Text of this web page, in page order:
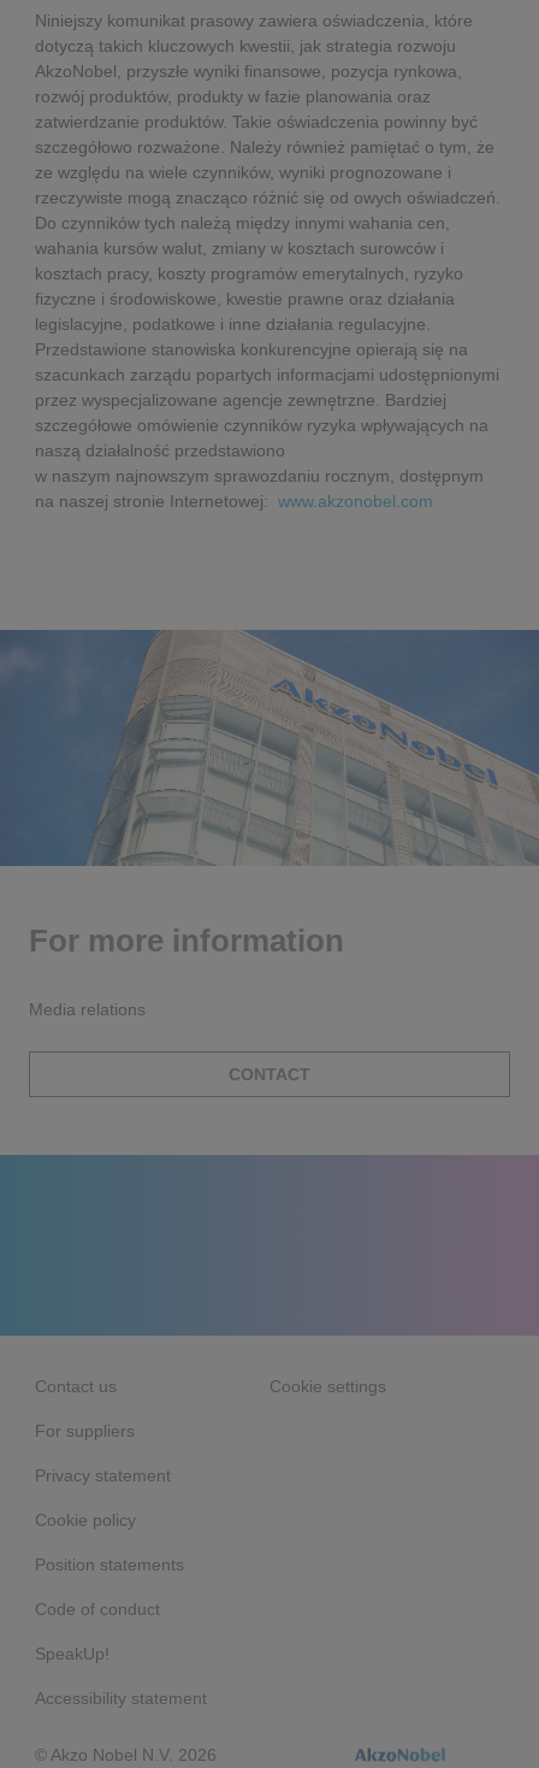
Niniejszy komunikat prasowy zawiera oświadczenia, które
dotyczą takich kluczowych kwestii, jak strategia rozwoju
AkzoNobel, przyszłe wyniki finansowe, pozycja rynkowa,
rozwój produktów, produkty w fazie planowania oraz
zatwierdzanie produktów. Takie oświadczenia powinny być
szczegółowo rozważone. Należy również pamiętać o tym, że
ze względu na wiele czynników, wyniki prognozowane i
rzeczywiste mogą znacząco różnić się od owych oświadczeń.
Do czynników tych należą między innymi wahania cen,
wahania kursów walut, zmiany w kosztach surowców i
kosztach pracy, koszty programów emerytalnych, ryzyko
fizyczne i środowiskowe, kwestie prawne oraz działania
legislacyjne, podatkowe i inne działania regulacyjne.
Przedstawione stanowiska konkurencyjne opierają się na
szacunkach zarządu popartych informacjami udostępnionymi
przez wyspecjalizowane agencje zewnętrzne. Bardziej
szczegółowe omówienie czynników ryzyka wpływających na
naszą działalność przedstawiono
w naszym najnowszym sprawozdaniu rocznym, dostępnym
na naszej stronie Internetowej: www.akzonobel.com
For more information
Media relations
CONTACT
Contact us
For suppliers
Privacy statement
Cookie policy
Position statements
Code of conduct
SpeakUp!
Accessibility statement
Cookie settings
© Akzo Nobel N.V. 2026